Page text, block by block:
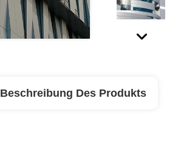
Beschreibung Des Produkts